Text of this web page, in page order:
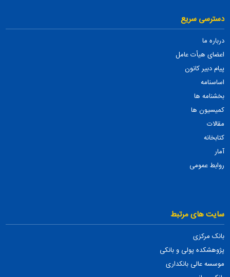
دسترسی سریع
درباره ما
اعضای هیأت عامل
پیام دبیر کانون
اساسنامه
بخشنامه ها
کمیسیون ها
مقالات
کتابخانه
آمار
روابط عمومی
سایت های مرتبط
بانک مرکزی
پژوهشکده پولی و بانکی
موسسه عالی بانکداری